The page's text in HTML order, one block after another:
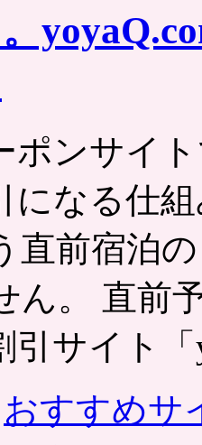
ポンサイ
になる仕
直前宿泊
ん。 直前
引サイト
おすすめサ